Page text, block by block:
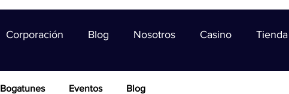
Corporación Blog Nosotros Casino Tienda
Bogatunes Eventos Blog